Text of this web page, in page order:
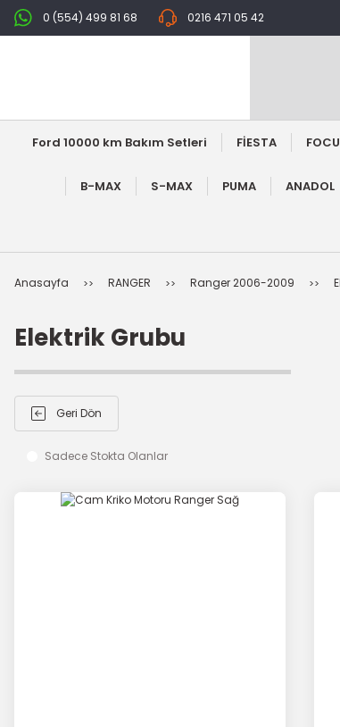
0 (554) 499 81 68 0216 471 05 42
Ford 10000 km Bakım Setleri FİESTA
B-MAX S-MAX PUMA ANADOL
Anasayfa RANGER Ranger 2006-2009
Elektrik Grubu
Geri Dön
Sadece Stokta Olanlar